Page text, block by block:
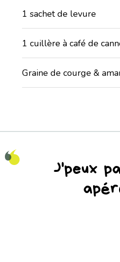
1 sachet de levure
1 cuillère à café de
Graine de courge &
J'peux